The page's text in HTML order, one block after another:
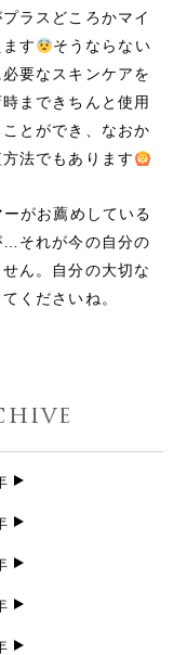
ラスどころかマイ
す
そうならない
要なスキンケアを
まできちんと使用
とができ、なおか
法でもあります
がお薦めしている
…それが今の自分の
ん。自分の大切な
くださいね。